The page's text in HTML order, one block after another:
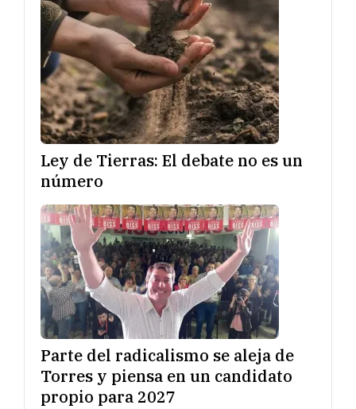
Ley de Tierras: El debate no es un
número
Parte del radicalismo se aleja de
Torres y piensa en un candidato
propio para 2027